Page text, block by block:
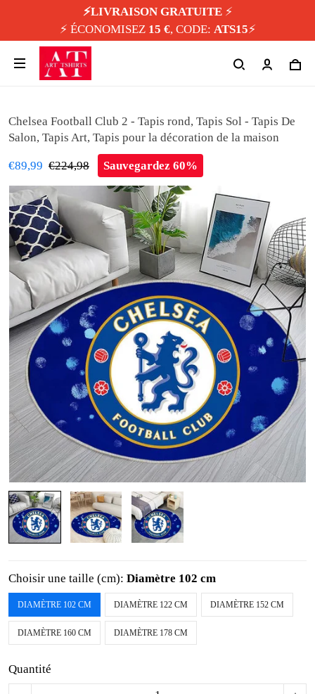
⚡️LIVRAISON GRATUITE⚡️
⚡️ ÉCONOMISEZ 15 €, CODE: ATS15⚡️
Chelsea Football Club 2 - Tapis rond, Tapis Sol - Tapis De
Salon, Tapis Art, Tapis pour la décoration de la maison
€89,99 €224,98 Sauvegardez 60%
Choisir une taille (cm): Diamètre 102 cm
DIAMÈTRE 102 CM DIAMÈTRE 122 CM DIAMÈTRE 152 CM
DIAMÈTRE 160 CM DIAMÈTRE 178 CM
Quantité